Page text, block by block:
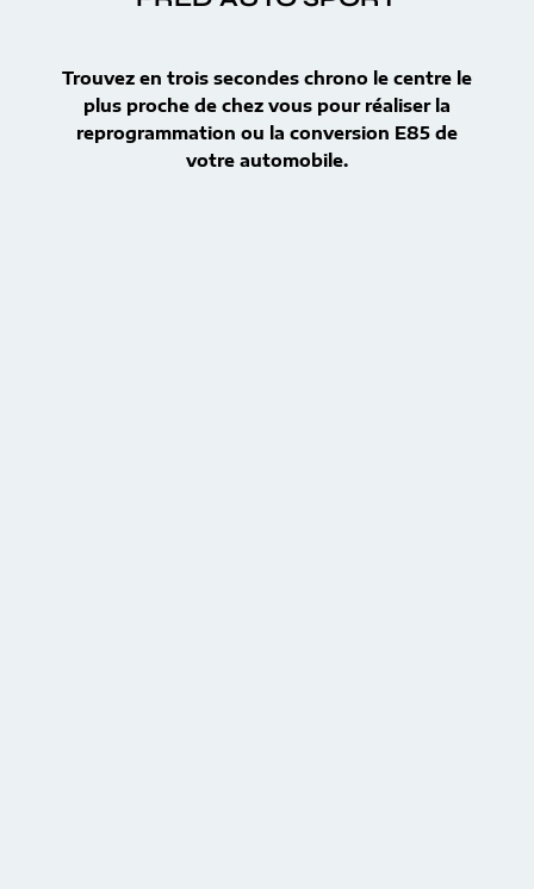
Trouvez en trois secondes chrono le centre le
plus proche de chez vous pour réaliser la
reprogrammation ou la conversion E85 de
votre automobile.